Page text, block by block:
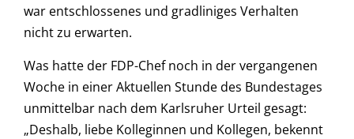
war entschlossenes und gradliniges Verhalten
nicht zu erwarten.
Was hatte der FDP-Chef noch in der vergangenen
Woche in einer Aktuellen Stunde des Bundestages
unmittelbar nach dem Karlsruher Urteil gesagt:
„Deshalb, liebe Kolleginnen und Kollegen, bekennt